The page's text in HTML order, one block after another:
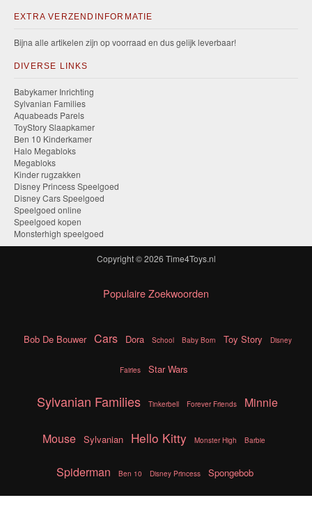
EXTRA VERZENDINFORMATIE
Bijna alle artikelen zijn op voorraad en dus gelijk leverbaar!
DIVERSE LINKS
Babykamer Inrichting
Sylvanian Families
Aquabeads Parels
ToyStory Slaapkamer
Ben 10 Kinderkamer
Halo Megabloks
Megabloks
Kinder rugzakken
Disney Princess Speelgoed
Disney Cars Speelgoed
Speelgoed online
Speelgoed kopen
Monsterhigh speelgoed
Copyright © 2026 Time4Toys.nl
Populaire Zoekwoorden
Bob De Bouwer Cars Dora School Baby Born Toy Story Disney
Fairies Star Wars
Sylvanian Families Tinkerbell Forever Friends Minnie
Mouse Sylvanian Hello Kitty Monster High Barbie
Spiderman Ben 10 Disney Princess Spongebob